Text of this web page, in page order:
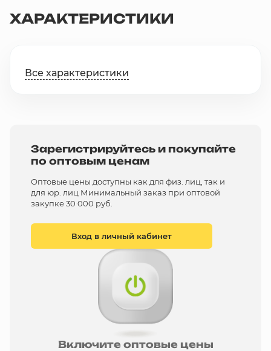
ХАРАКТЕРИСТИКИ
Все характеристики
Зарегистрируйтесь и покупайте
по оптовым ценам
Оптовые цены доступны как для физ. лиц, так и
для юр. лиц Минимальный заказ при оптовой
закупке 30 000 руб.
Вход в личный кабинет
Включите оптовые цены